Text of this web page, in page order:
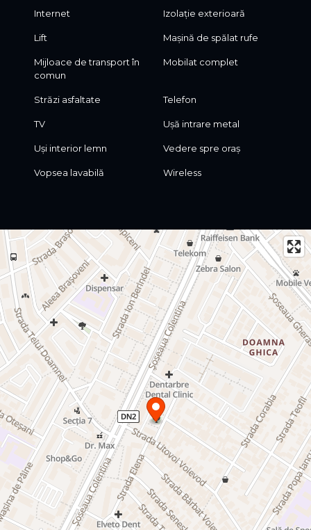
Internet Izolație exterioară
Lift Mașină de spălat rufe
Mijloace de transport în
comun
Mobilat complet
Străzi asfaltate Telefon
TV Ușă intrare metal
Uși interior lemn Vedere spre oraș
Vopsea lavabilă Wireless